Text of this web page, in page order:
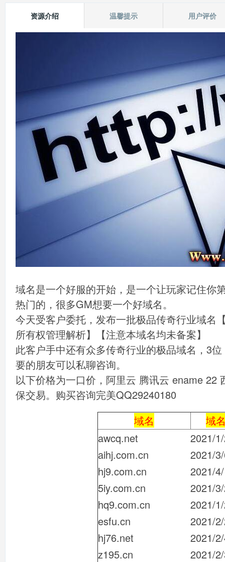
会员
资源介绍 温馨提示 用户评价
域名是一个好服的开始，是一个让玩家记住你
热门的，很多GM想要一个好域名。
今天受客户委托，发布一批极品传奇行业域名
所有权管理解析】【注意本域名均未备案】
此客户手中还有众多传奇行业的极品域名，3
要的朋友可以私聊咨询。
以下价格为一口价，阿里云 腾讯云 ename 22
保交易。购买咨询完美QQ29240180
域名
域
awcq.net
2021/
aihj.com.cn
2021/
hj9.com.cn
2021/
5iy.com.cn
2021/
hq9.com.cn
2021/
esfu.cn
2021/
hj76.net
2021/
z195.cn
2021/